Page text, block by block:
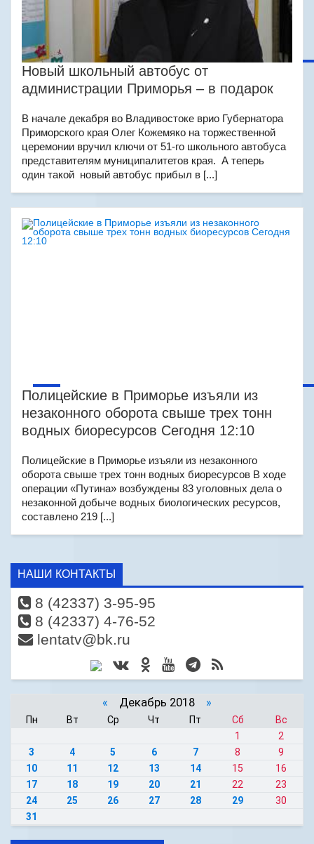
Новый школьный автобус от
администрации Приморья – в подарок
В начале декабря во Владивостоке врио Губернатора
Приморского края Олег Кожемяко на торжественной
церемонии вручил ключи от 51-го школьного автобуса
представителям муниципалитетов края. А теперь
один такой новый автобус прибыл в [...]
Полицейские в Приморье изъяли из
незаконного оборота свыше трех тонн
водных биоресурсов Сегодня 12:10
Полицейские в Приморье изъяли из незаконного
оборота свыше трех тонн водных биоресурсов В ходе
операции «Путина» возбуждены 83 уголовных дела о
незаконной добыче водных биологических ресурсов,
составлено 219 [...]
НАШИ КОНТАКТЫ
8 (42337) 3-95-95
8 (42337) 4-76-52
lentatv@bk.ru
« Декабрь 2018 »
Пн Вт Ср Чт Пт Сб
Вс
1
2
3
4 5 6 7 8
9
10
11 12 13 14 15
16
17
18 19 20 21 22
23
24
25 26 27 28 29
30
31